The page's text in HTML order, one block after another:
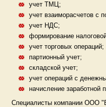
учет ТМЦ;
учет взаиморасчетов с
учет НДС;
формирование
учет торговых операций;
партионный учет;
складской учет;
учет операций с
начисление заработной
Специалисты компании ООО